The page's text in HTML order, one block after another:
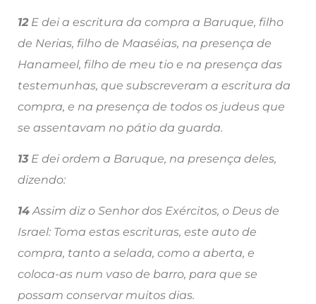
12E dei a escritura da compra a Baruque, filho
de Nerias, filho de Maaséias, na presença de
Hanameel, filho de meu tio e na presença das
testemunhas, que subscreveram a escritura da
compra, e na presença de todos os judeus que
se assentavam no pátio da guarda.
13E dei ordem a Baruque, na presença deles,
dizendo:
14Assim diz o Senhor dos Exércitos, o Deus de
Israel: Toma estas escrituras, este auto de
compra, tanto a selada, como a aberta, e
coloca-as num vaso de barro, para que se
possam conservar muitos dias.